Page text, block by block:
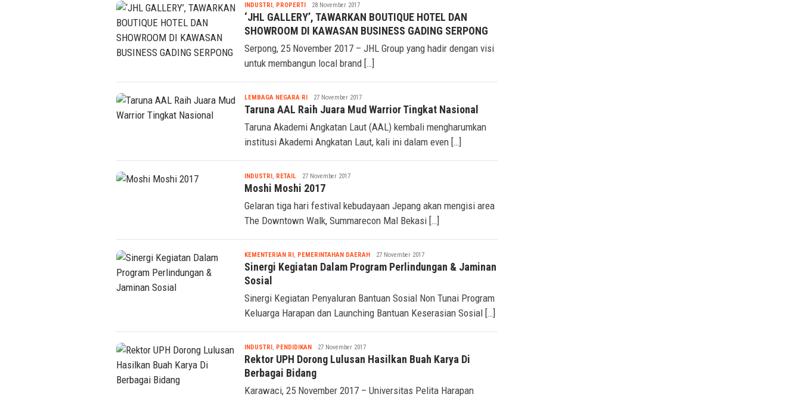
INDUSTRI , PROPERTISeremonia
28 November 2017
‘JHL GALLERY’, TAWARKAN BOUTIQUE HOTEL DAN
SHOWROOM DI KAWASAN BUSINESS GADING SERPONG
Serpong, 25 November 2017 – JHL Group yang hadir dengan visi
untuk membangun local brand […]
LEMBAGA NEGARA RI Seremonia
27 November 2017
Taruna AAL Raih Juara Mud Warrior Tingkat Nasional
Taruna Akademi Angkatan Laut (AAL) kembali mengharumkan
institusi Akademi Angkatan Laut, kali ini dalam even […]
INDUSTRI , RETAIL Seremonia
27 November 2017
Moshi Moshi 2017
Gelaran tiga hari festival kebudayaan Jepang akan mengisi area
The Downtown Walk, Summarecon Mal Bekasi […]
KEMENTERIAN RI , PEMERINTAHAN DAERAHSeremonia
27 November 2017
Sinergi Kegiatan Dalam Program Perlindungan & Jaminan
Sosial
Sinergi Kegiatan Penyaluran Bantuan Sosial Non Tunai Program
Keluarga Harapan dan Launching Bantuan Keserasian Sosial […]
INDUSTRI , PENDIDIKANSeremonia
27 November 2017
Rektor UPH Dorong Lulusan Hasilkan Buah Karya Di
Berbagai Bidang
Karawaci, 25 November 2017 – Universitas Pelita Harapan